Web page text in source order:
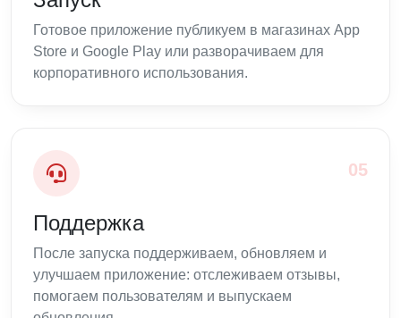
Готовое приложение публикуем в магазинах App
Store и Google Play или разворачиваем для
корпоративного использования.
05
Поддержка
После запуска поддерживаем, обновляем и
улучшаем приложение: отслеживаем отзывы,
помогаем пользователям и выпускаем